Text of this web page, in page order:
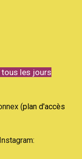
tous les jours
(plan d'accès
Instagram: